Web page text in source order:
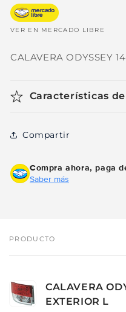
VER EN MERCADO LIBRE
CALAVERA ODYSSEY
Características
Compartir
Compra ahora, paga
Saber más
Tu
PRODUCTO
CALAVERA
EXTERIOR L